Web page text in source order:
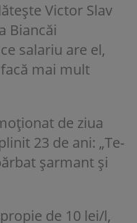
Victor Slav
Biancăi
salariu are el,
mai mult
de ziua
23 de ani: „Te-
șarmant și
de 10 lei/l,